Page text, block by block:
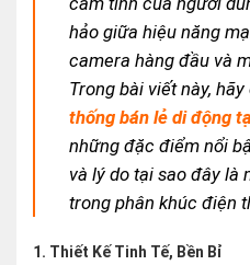
hảo giữa hiệu năng
camera hàng đầu và
Trong bài viết này,
thống bán lẻ di động
những đặc điểm nổi
và lý do tại sao đây là
trong phân khúc điện
1. Thiết Kế Tinh Tế, Bền Bỉ